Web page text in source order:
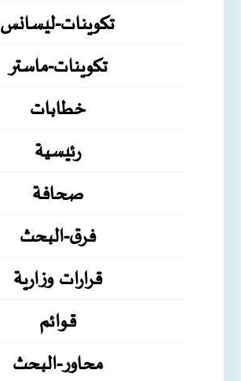
تكوينات-ليسانس
تكوينات-ماستر
خطابات
رئيسية
صحافة
فرق-البحث
قرارات وزارية
قوائم
محاور-البحث